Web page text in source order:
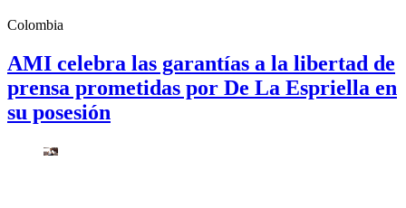
Colombia
AMI celebra las garantías a la libertad de
prensa prometidas por De La Espriella en
su posesión